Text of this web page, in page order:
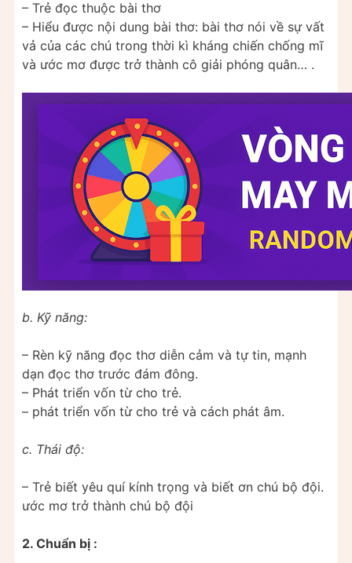
– Trẻ đọc thuộc bài thơ
– Hiểu được nội dung bài thơ: bài thơ nói về sự vất
vả của các chú trong thời kì kháng chiến chống mĩ
và ước mơ được trở thành cô giải phóng quân… .
b. Kỹ năng:
– Rèn kỹ năng đọc thơ diễn cảm và tự tin, mạnh
dạn đọc thơ trước đám đông.
– Phát triển vốn từ cho trẻ.
– phát triển vốn từ cho trẻ và cách phát âm.
c. Thái độ:
– Trẻ biết yêu quí kính trọng và biết ơn chú bộ đội.
ước mơ trở thành chú bộ đội
2. Chuẩn bị :